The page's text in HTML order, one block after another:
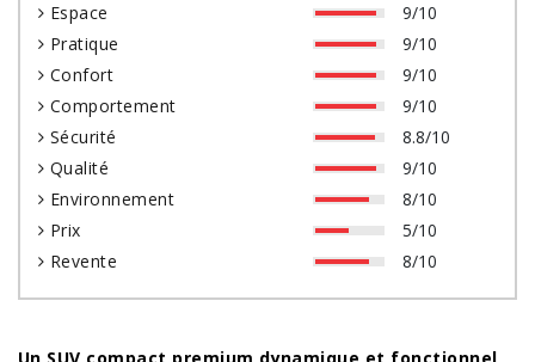
Espace
9/10
Pratique
9/10
Confort
9/10
Comportement
9/10
Sécurité
8.8/10
Qualité
9/10
Environnement
8/10
Prix
5/10
Revente
8/10